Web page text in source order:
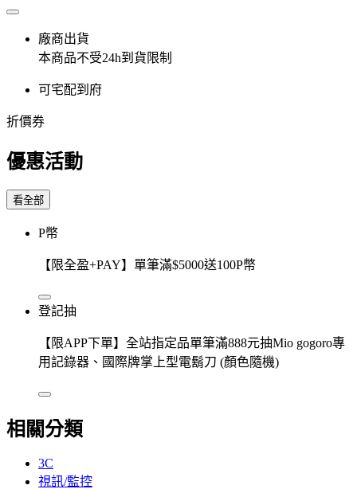
廠商出貨
本商品不受24h到貨限制
可宅配到府
折價券
優惠活動
看全部
P幣
【限全盈+PAY】單筆滿$5000送100P幣
登記抽
【限APP下單】全站指定品單筆滿888元抽Mio gogoro專
用記錄器、國際牌掌上型電鬍刀 (顏色隨機)
相關分類
3C
視訊/監控